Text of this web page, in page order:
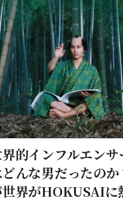
的インフルエンサ
んな男だったの
界がHOKUSAIに